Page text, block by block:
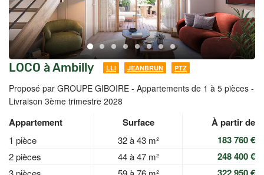
LOCO à Ambilly LLI JEANBRUN PTZ
Proposé par GROUPE GIBOIRE - Appartements de 1 à 5 pièces -
Livraison 3ème trimestre 2028
Appartement Surface À partir de
1 pièce 32 à 43 m² 183 760 €
2 pièces 44 à 47 m² 248 400 €